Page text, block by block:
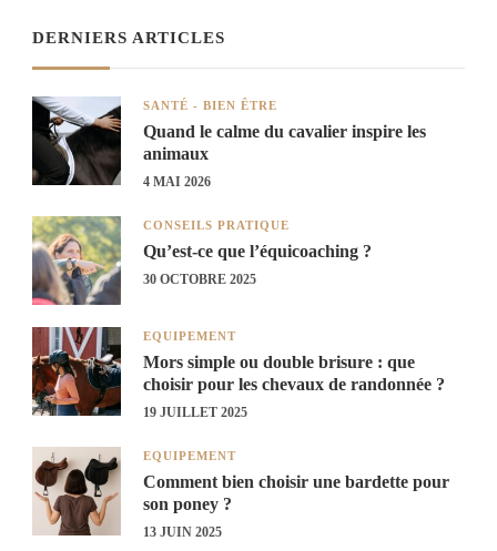
DERNIERS ARTICLES
SANTÉ - BIEN ÊTRE
Quand le calme du cavalier inspire les
animaux
4 MAI 2026
CONSEILS PRATIQUE
Qu’est-ce que l’équicoaching ?
30 OCTOBRE 2025
EQUIPEMENT
Mors simple ou double brisure : que
choisir pour les chevaux de randonnée ?
19 JUILLET 2025
EQUIPEMENT
Comment bien choisir une bardette pour
son poney ?
13 JUIN 2025